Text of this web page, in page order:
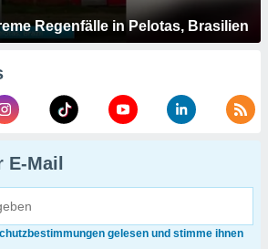
Regenfälle in Pelotas, Brasilien
E-Mail
gelesen und stimme ihnen